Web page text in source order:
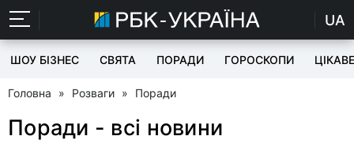
UA
ШОУ БІЗНЕС СВЯТА ПОРАДИ ГОРОСКОПИ ЦІКАВЕ
Головна » Розваги » Поради
Поради - всі новини